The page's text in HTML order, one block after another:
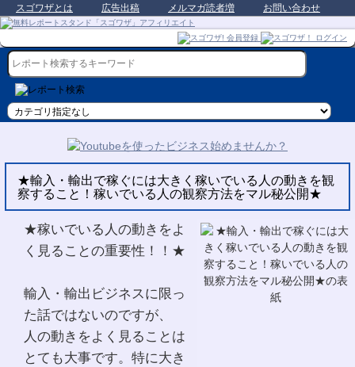
スゴワザとは 広告出稿 メルマガ読者増 お問い合わせ
★輸入・輸出で稼ぐには大きく稼いでいる人の動きを観
察すること！稼いでいる人の観察方法をマル秘公開★
★稼いでいる人の動きをよ
く見ることの重要性！！★
輸入・輸出ビジネスに限っ
た話ではないのですが、
人の動きをよく見ることは
とても大事です。特に大き